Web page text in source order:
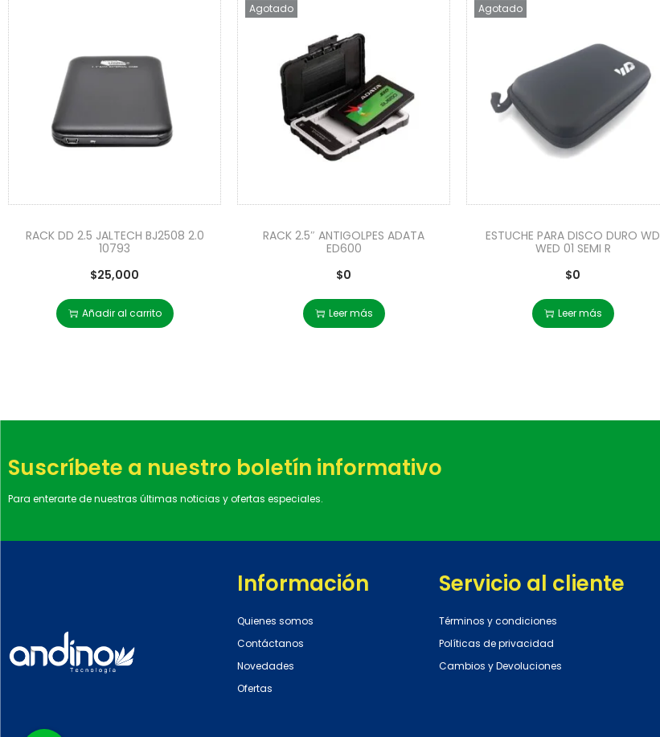
RACK DD 2.5 JALTECH BJ2508 2.0
10793
$25,000
Añadir al carrito
Agotado
RACK 2.5″ ANTIGOLPES ADATA
ED600
$0
Leer más
Agotado
ESTUCHE PARA DISCO DURO WD
WED 01 SEMI R
$0
Leer más
Suscríbete a nuestro boletín informativo
Para enterarte de nuestras últimas noticias y ofertas especiales.
Información
Quienes somos
Contáctanos
Novedades
Ofertas
Servicio al cliente
Términos y condiciones
Políticas de privacidad
Cambios y Devoluciones